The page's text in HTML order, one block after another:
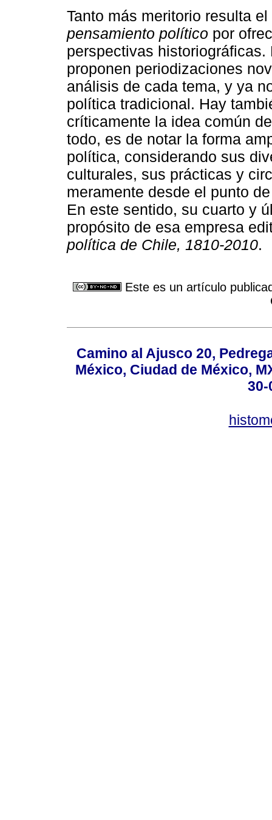
Tanto más meritorio resulta
pensamiento político por
perspectivas
proponen periodizaciones
análisis de cada tema, y ya
política tradicional. Hay
críticamente la idea común
todo, es de notar la forma
política, considerando sus
culturales, sus prácticas y
meramente desde el punto
En este sentido, su cuarto y
propósito de esa empresa
política de Chile, 1810-2010.
Este es un artículo
Camino al Ajusco 20,
México, Ciudad de México,
30-